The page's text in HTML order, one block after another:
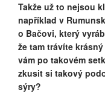
Takže už to nejsou
například v
o Bačovi, který
že tam trávíte
vám po takovém
zkusit si takový
sýry?